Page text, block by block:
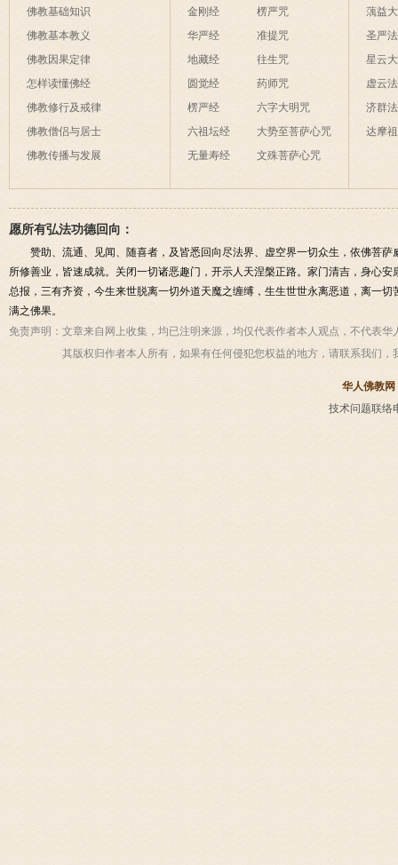
佛教基础知识
佛教基本教义
佛教因果定律
怎样读懂佛经
佛教修行及戒律
佛教僧侣与居士
佛教传播与发展
金刚经
华严经
地藏经
圆觉经
楞严经
六祖坛经
无量寿经
楞严咒
准提咒
往生咒
药师咒
六字大明咒
大势至菩萨心咒
文殊菩萨心咒
蕅益
圣严
星云
虚云
济群
达摩
愿所有弘法功德回向：
赞助、流通、见闻、随喜者，及皆悉回向尽法界、虚空界一切众生，依佛菩
所修善业，皆速成就。关闭一切诸恶趣门，开示人天涅槃正路。家门清吉，身心
总报，三有齐资，今生来世脱离一切外道天魔之缠缚，生生世世永离恶道，离一
满之佛果。
免责声明： 文章来自网上收集，均已注明来源，均仅代表作者本人观点，不代表
其版权归作者本人所有，如果有任何侵犯您权益的地方，请联系我们，
华人佛教网
技术问题联络